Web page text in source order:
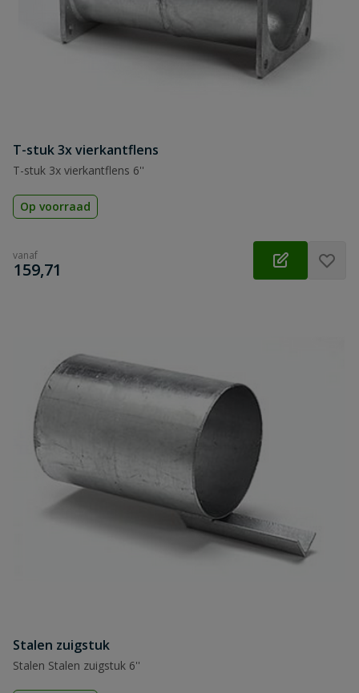
T-stuk 3x vierkantflens
T-stuk 3x vierkantflens 6''
Op voorraad
vanaf
€
159,71
Stalen zuigstuk
Stalen Stalen zuigstuk 6''